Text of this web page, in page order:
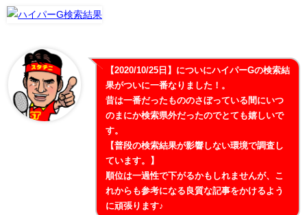
【2020/10/25日】についにハイパーGの検索結
果がついに一番なりました！。
昔は一番だったもののさぼっている間にいつ
のまにか検索県外だったのでとても嬉しいで
す。
【普段の検索結果が影響しない環境で調査し
ています。】
順位は一過性で下がるかもしれませんが、こ
れからも参考になる良質な記事をかけるよう
に頑張ります♪